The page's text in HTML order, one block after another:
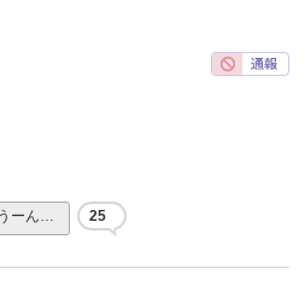
うーん… 25